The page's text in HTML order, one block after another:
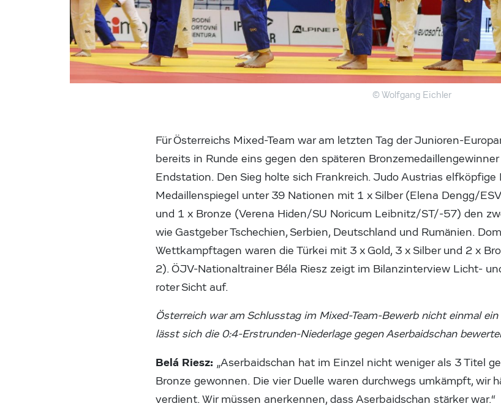
© Wolfgang Eichler
Für Österreichs Mixed-Team war am letzten Tag der Junioren-
bereits in Runde eins gegen den späteren
Endstation. Den Sieg holte sich Frankreich. Judo Austrias
Medaillenspiegel unter 39 Nationen mit 1 x Silber (Elena Dengg/
und 1 x Bronze (Verena Hiden/SU Noricum Leibnitz/ST/-57) den
wie Gastgeber Tschechien, Serbien, Deutschland und Rumänien.
Wettkampftagen waren die Türkei mit 3 x Gold, 3 x Silber und 2 x
2). ÖJV-Nationaltrainer Béla Riesz zeigt im Bilanzinterview Licht-
roter Sicht auf.
Österreich war am Schlusstag im Mixed-Team-Bewerb nicht einmal
lässt sich die 0:4-Erstrunden-Niederlage gegen Aserbaidschan
Belá Riesz: „Aserbaidschan hat im Einzel nicht weniger als 3 Titel
Bronze gewonnen. Die vier Duelle waren durchwegs umkämpft, wir
verdient. Wir müssen anerkennen, dass Aserbaidschan stärker war.“